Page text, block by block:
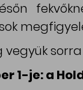
vegyük
1-je: a